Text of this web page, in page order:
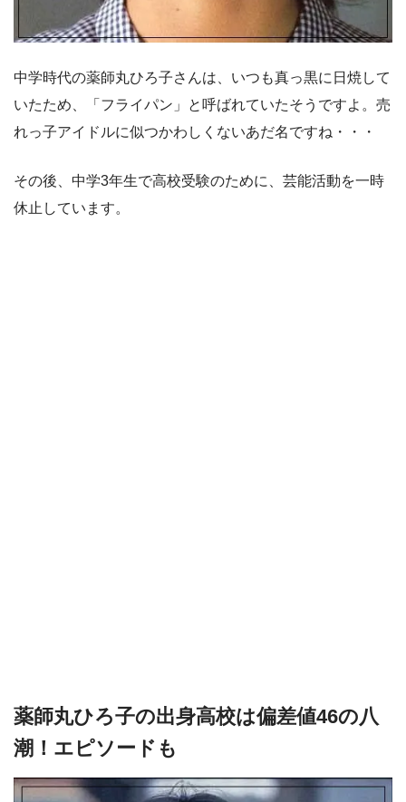
中学時代の薬師丸ひろ子さんは、いつも真っ黒に日焼して
いたため、「フライパン」と呼ばれていたそうですよ。売
れっ子アイドルに似つかわしくないあだ名ですね・・・
その後、中学3年生で高校受験のために、芸能活動を一時
休止しています。
薬師丸ひろ子の出身高校は偏差値46の八
潮！エピソードも